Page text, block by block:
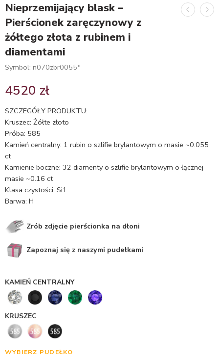
Nieprzemijający blask –
Pierścionek zaręczynowy z
żółtego złota z rubinem i
diamentami
Symbol: n070zbr0055*
4520 zł
SZCZEGÓŁY PRODUKTU:
Kruszec: Żółte złoto
Próba: 585
Kamień centralny: 1 rubin o szlifie brylantowym o masie ~0.055
ct
Kamienie boczne: 32 diamenty o szlifie brylantowym o łącznej
masie ~0.16 ct
Klasa czystości: Si1
Barwa: H
Zrób zdjęcie pierścionka na dłoni
Zapoznaj się z naszymi pudełkami
KAMIEŃ CENTRALNY
KRUSZEC
WYBIERZ PUDEŁKO